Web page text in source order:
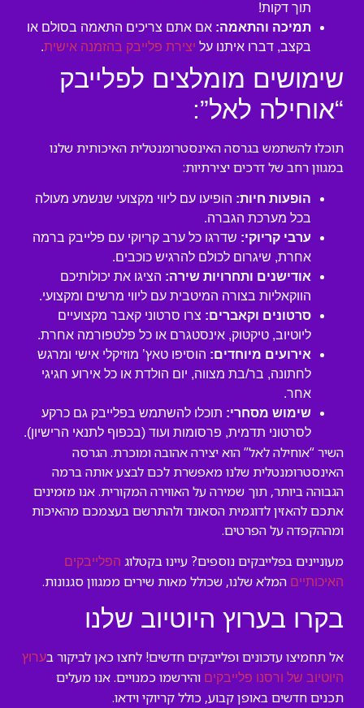
תוך דקות!
תמיכה והתאמה: אם אתם צריכים התאמה בסולם או
בקצב, דברו איתנו על יצירת פלייבק בהזמנה אישית.
שימושים מומלצים לפלייבק
“אוחילה לאל”:
תוכלו להשתמש בגרסה האינסטרומנטלית האיכותית שלנו
במגוון רחב של דרכים יצירתיות:
הופעות חיות: הופיעו עם ליווי מקצועי שנשמע מעולה
בכל מערכת הגברה.
ערבי קריוקי: שדרגו כל ערב קריוקי עם פלייבק ברמה
אחרת, שיגרום לכולם להרגיש כוכבים.
אודישנים ותחרויות שירה: הציגו את יכולותיכם
הווקאליות בצורה המיטבית עם ליווי מרשים ומקצועי.
סרטונים וקאברים: צרו סרטוני קאבר מקצועיים
ליוטיוב, טיקטוק, אינסטגרם או כל פלטפורמה אחרת.
אירועים מיוחדים: הוסיפו טאץ’ מוזיקלי אישי ומרגש
לחתונה, בר/בת מצווה, יום הולדת או כל אירוע חגיגי
אחר.
שימוש מסחרי: תוכלו להשתמש בפלייבק גם כרקע
לסרטוני תדמית, פרסומות ועוד (בכפוף לתנאי הרישיון).
השיר “אוחילה לאל” הוא יצירה אהובה ומוכרת. הגרסה
האינסטרומנטלית שלנו מאפשרת לכם לבצע אותה ברמה
הגבוהה ביותר, תוך שמירה על האווירה המקורית. אנו מזמינים
אתכם להאזין לדוגמית הסאונד ולהתרשם בעצמכם מהאיכות
ומההקפדה על הפרטים.
מעוניינים בפלייבקים נוספים? עיינו בקטלוג הפלייבקים
האיכותיים המלא שלנו, שכולל מאות שירים ממגוון סגנונות.
בקרו בערוץ היוטיוב שלנו
אל תחמיצו עדכונים ופלייבקים חדשים! לחצו כאן לביקור בערוץ
היוטיוב של ורסנו פלייבקים והירשמו כמנויים. אנו מעלים
תכנים חדשים באופן קבוע, כולל קריוקי וידאו.